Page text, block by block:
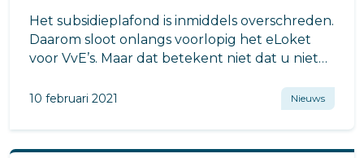
Het subsidieplafond is inmiddels overschreden.
Daarom sloot onlangs voorlopig het eLoket
voor VvE’s. Maar dat betekent niet dat u niet
verduurzamingsproces!
10 februari 2021 Nieuws